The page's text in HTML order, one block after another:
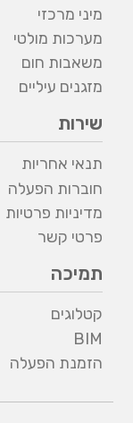
מיני מרכזי
מערכות מולטי
משאבות חום
מזגנים עיליים
שירות
תנאי אחריות
חוברות הפעלה
מדיניות פרטיות
פרטי קשר
תמיכה
קטלוגים
BIM
הזמנת הפעלה